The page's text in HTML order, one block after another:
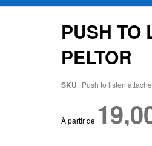
PUSH TO
PELTOR
SKU Push to listen
À partir de